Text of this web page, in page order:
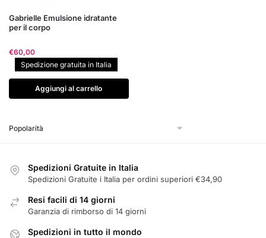
Gabrielle Emulsione idratante
per il corpo
€60,00
Spedizione gratuita in Italia
Aggiungi al carrello
Spedizioni Gratuite in Italia
Spedizioni Gratuite i Italia per ordini superiori €34,90
Resi facili di 14 giorni
Garanzia di rimborso di 14 giorni
Spedizioni in tutto il mondo